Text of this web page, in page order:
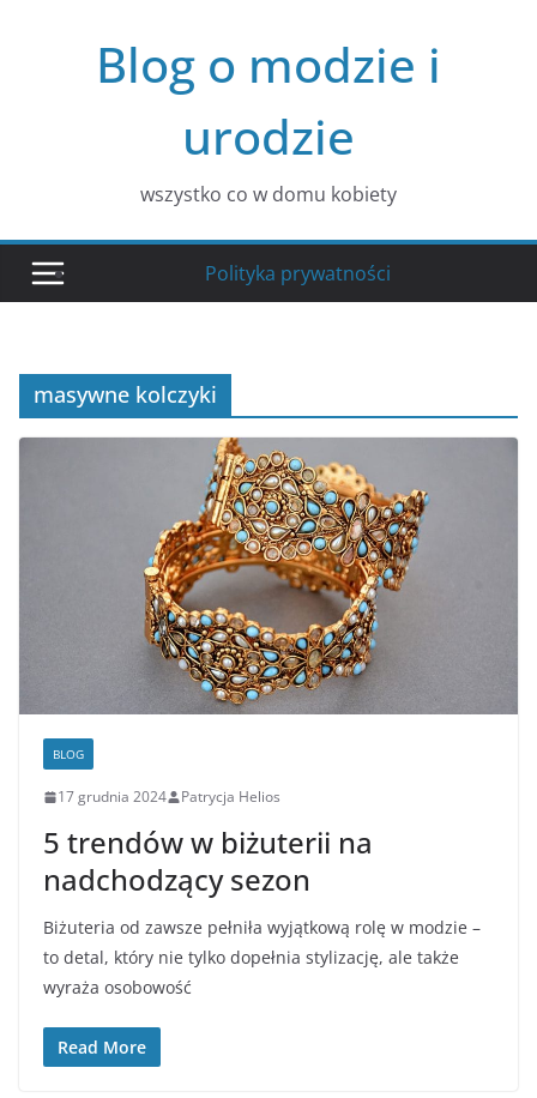
Blog o modzie i
urodzie
wszystko co w domu kobiety
Polityka prywatności
masywne kolczyki
BLOG
17 grudnia 2024 Patrycja Helios
5 trendów w biżuterii na
nadchodzący sezon
Biżuteria od zawsze pełniła wyjątkową rolę w modzie –
to detal, który nie tylko dopełnia stylizację, ale także
wyraża osobowość
Read More